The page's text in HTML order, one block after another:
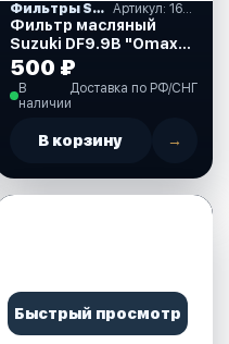
Фильтры SUZUKI Артикул: 1651045H10_OM
Фильтр масляный
Suzuki DF9.9B "Omax"
(1651045H10_OM)
500 ₽
В
наличии
Доставка по РФ/СНГ
В корзину →
Быстрый просмотр